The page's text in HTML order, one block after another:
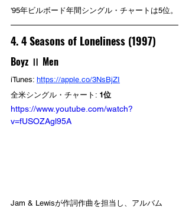
'95年ビルボード年間シングル・チャートは5位。
4. 4 Seasons of Loneliness (1997)
Boyz Ⅱ Men
iTunes: https://apple.co/3NsBjZI
全米シングル・チャート: 1位
https://www.youtube.com/watch?
v=fUSOZAgl95A
Jam & Lewisが作詞作曲を担当し、アルバム